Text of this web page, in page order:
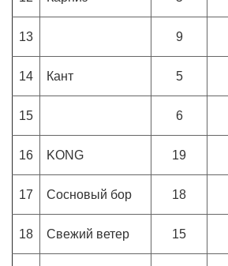
13 9
14 Кант 5
15 6
16 KONG 19
17 Сосновый бор 18
18 Свежий ветер 15